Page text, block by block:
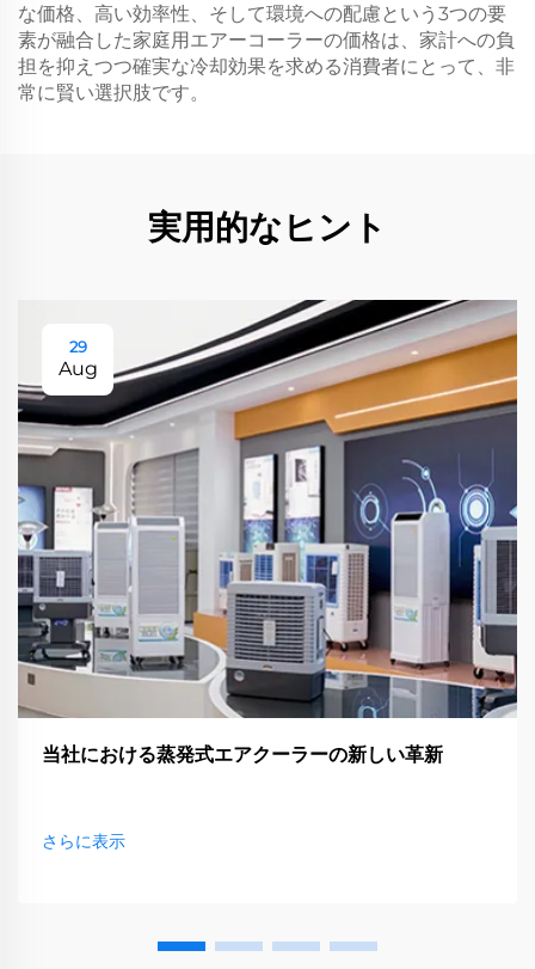
な価格、高い効率性、そして環境への配慮という3つの要
素が融合した家庭用エアーコーラーの価格は、家計への負
担を抑えつつ確実な冷却効果を求める消費者にとって、非
常に賢い選択肢です。
実用的なヒント
29
Aug
当社における蒸発式エアクーラーの新しい革新
さらに表示